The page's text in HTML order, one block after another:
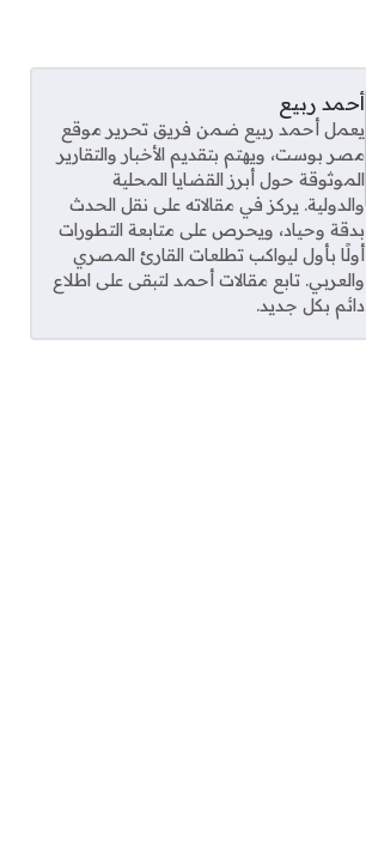
أحمد ربيع
يعمل أحمد ربيع ضمن فريق تحرير موقع
مصر بوست، ويهتم بتقديم الأخبار والتقارير
الموثوقة حول أبرز القضايا المحلية
والدولية. يركز في مقالاته على نقل الحدث
بدقة وحياد، ويحرص على متابعة التطورات
أولًا بأول ليواكب تطلعات القارئ المصري
والعربي. تابع مقالات أحمد لتبقى على اطلاع
دائم بكل جديد.